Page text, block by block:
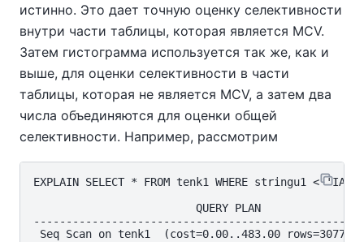
истинно. Это дает точную оценку селективности
внутри части таблицы, которая является MCV.
Затем гистограмма используется так же, как и
выше, для оценки селективности в части
таблицы, которая не является MCV, а затем два
числа объединяются для оценки общей
селективности. Например, рассмотрим
EXPLAIN SELECT * FROM tenk1 WHERE stringu1 <
                         QUERY PLAN
Seq Scan on tenk1  (cost=0.00..483.00 rows=3077